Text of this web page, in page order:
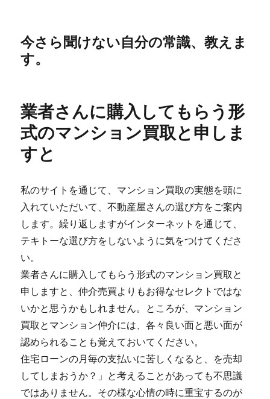
今さら聞けない自分の常識、教えま
す。
業者さんに購入してもらう形
式のマンション買取と申しま
すと
私のサイトを通じて、マンション買取の実態を頭に
入れていただいて、不動産屋さんの選び方をご案内
します。繰り返しますがインターネットを通じて、
テキトーな選び方をしないように気をつけてくださ
い。
業者さんに購入してもらう形式のマンション買取と
申しますと、仲介売買よりもお得なセレクトではな
いかと思うかもしれません。ところが、マンション
買取とマンション仲介には、各々良い面と悪い面が
認められることも覚えておいてください。
住宅ローンの月毎の支払いに苦しくなると、を売却
してしまおうか？」と考えることがあっても不思議
ではありません。その様な心情の時に重宝するのが